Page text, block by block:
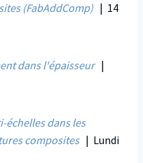
(FabAddComp) | 14
dans l'épaisseur|
échelles dans les
composites| Lundi